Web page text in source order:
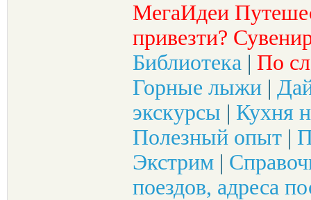
МегаИдеи
привезти?
Библиотека | По
Горные лыжи |
экскурсы | Кухня
Полезный опыт |
Экстрим |
поездов, адреса